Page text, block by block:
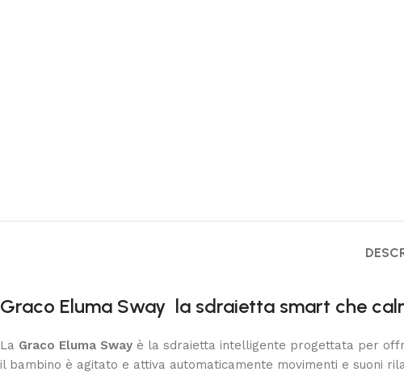
Graco Eluma Sway la sdraietta smart che
La Graco Eluma Sway è la sdraietta intelligente progettata per
il bambino è agitato e attiva automaticamente movimenti e suoni